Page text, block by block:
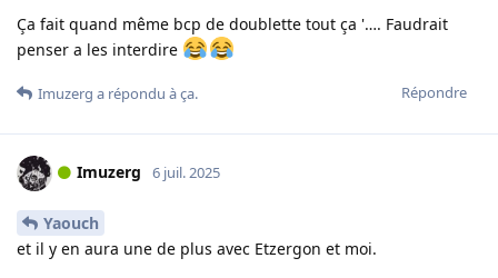
Ça fait quand même bcp de doublette tout ça '…. Faudrait
penser a les interdire
Répondre
Imuzerg a répondu à ça.
Imuzerg 6 juil. 2025
Yaouch
et il y en aura une de plus avec Etzergon et moi.